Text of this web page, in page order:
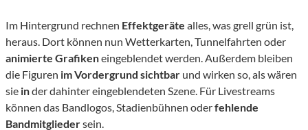
Im Hintergrund rechnen Effektgeräte alles, was grell grün ist,
heraus. Dort können nun Wetterkarten, Tunnelfahrten oder
animierte Grafikeneingeblendet werden. Außerdem bleiben
die Figuren im Vordergrund sichtbar und wirken so, als wären
sie inder dahinter eingeblendeten Szene. Für Livestreams
können das Bandlogos, Stadienbühnen oderfehlende
Bandmitgliedersein.